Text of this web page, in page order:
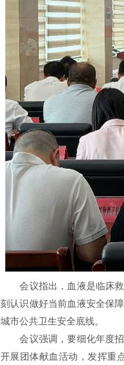
会议指出，血液是临床
刻认识做好当前血液安全保
城市公共卫生安全底线。
会议强调，要细化年度
开展团体献血活动，发挥重